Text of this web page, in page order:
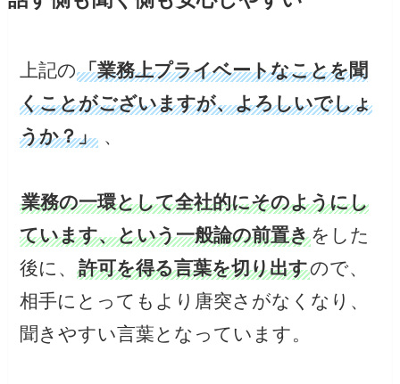
上記の「業務上プライベートなことを聞
くことがございますが、よろしいでしょ
うか？」 、
業務の一環として全社的にそのようにし
ています、という一般論の前置きをした
後に、許可を得る言葉を切り出すので、
相手にとってもより唐突さがなくなり、
聞きやすい言葉となっています。